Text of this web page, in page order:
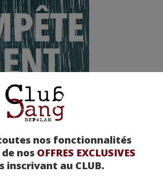
nos fonctionnalités
nos OFFRES EXCLUSIVES
inscrivant au CLUB.